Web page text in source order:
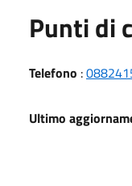
Punti di
Telefono :
Ultimo